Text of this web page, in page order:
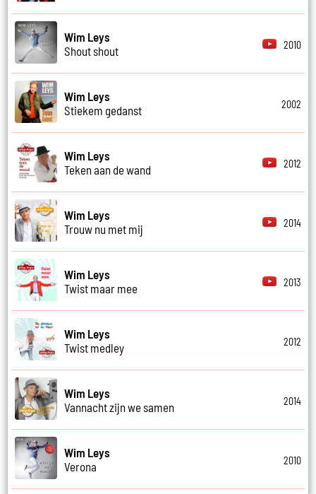
Wim Leys
Shout shout
2010
Wim Leys
Stiekem gedanst
2002
Wim Leys
Teken aan de wand
2012
Wim Leys
Trouw nu met mij
2014
Wim Leys
Twist maar mee
2013
Wim Leys
Twist medley
2012
Wim Leys
Vannacht zijn we samen
2014
Wim Leys
Verona
2010